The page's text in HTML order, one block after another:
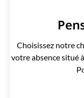
Choisissez notre
votre absence situé